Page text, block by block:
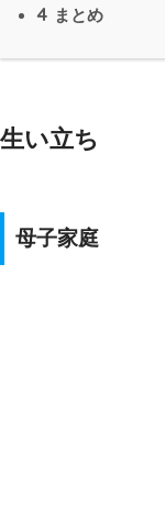
4 まとめ
生い立ち
母子家庭